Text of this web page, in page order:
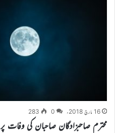
16 مارچ 2018ء 0
283
محترم صاحبزادگان صاحبان کی وفات پر